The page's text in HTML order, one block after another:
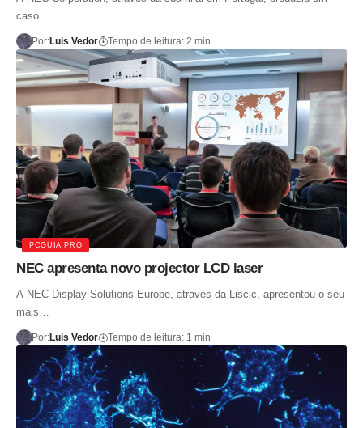
caso…
Por:Luis Vedor Tempo de leitura: 2 min
PCGUIA PRO
NEC apresenta novo projector LCD laser
A NEC Display Solutions Europe, através da Liscic, apresentou o seu
mais…
Por:Luis Vedor Tempo de leitura: 1 min